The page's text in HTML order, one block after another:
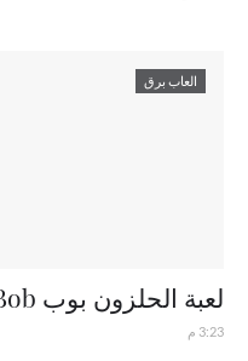
العاب برق
لعبة الحلزون بوب Snail Bob
3:23 م